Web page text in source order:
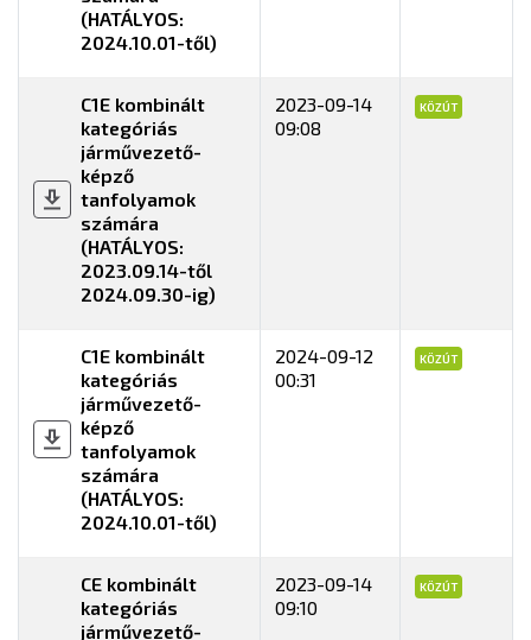
(HATÁLYOS:
2024.10.01-től)
C1E kombinált
kategóriás
járművezető-
képző
tanfolyamok
számára
(HATÁLYOS:
2023.09.14-től
2024.09.30-ig)
2023-09-14
09:08
KÖZÚT
C1E kombinált
kategóriás
járművezető-
képző
tanfolyamok
számára
(HATÁLYOS:
2024.10.01-től)
2024-09-12
00:31
KÖZÚT
CE kombinált
kategóriás
járművezető-
2023-09-14
09:10
KÖZÚT